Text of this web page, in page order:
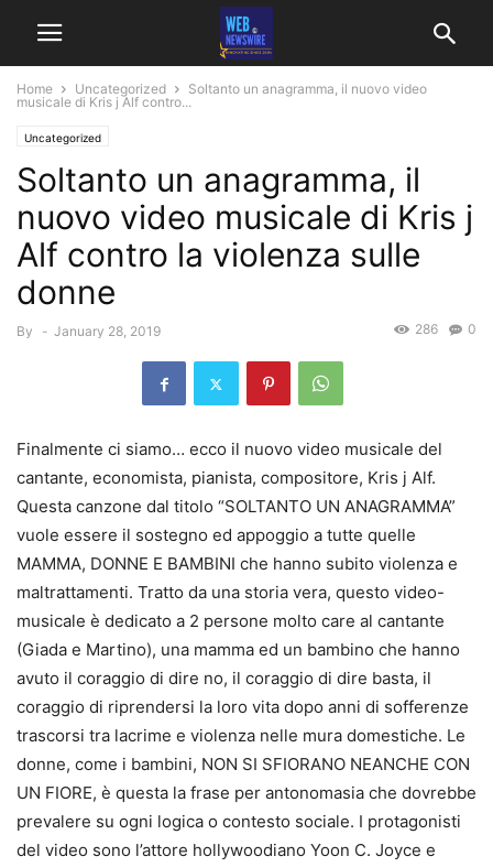
Home Uncategorized
Soltanto un anagramma, il nuovo video
musicale di Kris j Alf contro...
Uncategorized
Soltanto un anagramma, il
nuovo video musicale di Kris j
Alf contro la violenza sulle
donne
By - January 28, 2019 0
286
Finalmente ci siamo… ecco il nuovo video musicale del
cantante, economista, pianista, compositore, Kris j Alf.
Questa canzone dal titolo “SOLTANTO UN ANAGRAMMA”
vuole essere il sostegno ed appoggio a tutte quelle
MAMMA, DONNE E BAMBINI che hanno subito violenza e
maltrattamenti. Tratto da una storia vera, questo video-
musicale è dedicato a 2 persone molto care al cantante
(Giada e Martino), una mamma ed un bambino che hanno
avuto il coraggio di dire no, il coraggio di dire basta, il
coraggio di riprendersi la loro vita dopo anni di sofferenze
trascorsi tra lacrime e violenza nelle mura domestiche. Le
donne, come i bambini, NON SI SFIORANO NEANCHE CON
UN FIORE, è questa la frase per antonomasia che dovrebbe
prevalere su ogni logica o contesto sociale. I protagonisti
del video sono l’attore hollywoodiano Yoon C. Joyce e